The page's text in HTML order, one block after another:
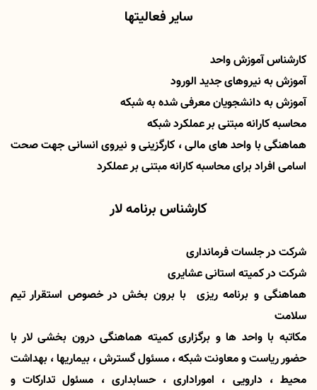
سایر فعالیتها
کارشناس آموزش واحد
آموزش به نیروهای جدید الورود
آموزش به دانشجویان معرفی شده به شبکه
محاسبه کارانه مبتنی بر عملکرد شبکه
هماهنگی با واحد های مالی ، کارگزینی و نیروی انسانی جهت صحت
اسامی افراد برای محاسبه کارانه مبتنی بر عملکرد
کارشناس برنامه لار
شرکت در جلسات فرمانداری
شرکت در کمیته استانی عشایری
هماهنگی و برنامه ریزی با برون بخش در خصوص استقرار تیم
سلامت
مکاتبه با واحد ها و برگزاری کمیته هماهنگی درون بخشی لار با
حضور ریاست و معاونت شبکه ، مسئول گسترش ، بیماریها ، بهداشت
محیط ، دارویی ، اموراداری ، حسابداری ، مسئول تدارکات و